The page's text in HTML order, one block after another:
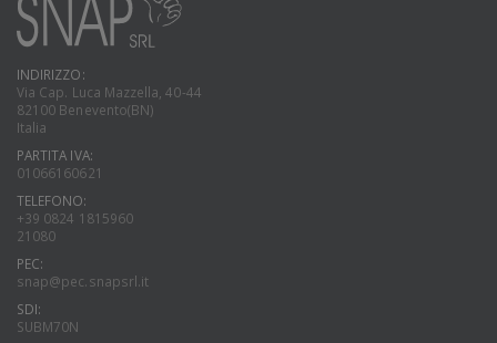
INDIRIZZO:
Via Cap. Luca Mazzella, 40-44
82100 Benevento(BN)
Italia
PARTITA IVA:
01066160621
TELEFONO:
+39 0824 1815960
21080
PEC:
snap@pec.snapsrl.it
SDI:
SUBM70N